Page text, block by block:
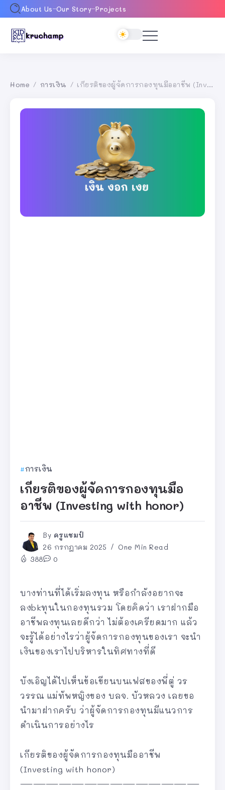
About Us Our Story Projects
Home / การเงิน / เกียรติของผู้จัดการกองทุนมืออาชีพ (Investing with honor)
การเงิน
เกียรติของผู้จัดการกองทุนมือ
อาชีพ (Investing with honor)
By ครูแชมป์
26 กรกฎาคม 2025
One Min Read
388
0
บางท่านที่ได้เริ่มลงทุน หรือกำลังอยากจะ
ลงbkทุนในกองทุนรวม โดยคิดว่า เราฝากมือ
อาชีพลงทุนเลยดีกว่า ไม่ต้องเครียดมาก แล้ว
จะรู้ได้อย่างไรว่าผู้จัดการกองทุนของเรา จะนำ
เงินของเราไปบริหารในทิศทางที่ดี
บังเอิญได้ไปเห็นข้อเขียนบนเฟสของพี่ตู่ วร
วรรณ แม่ทัพหญิงของ บลจ. บัวหลวง เลยขอ
นำมาฝากครับ ว่าผู้จัดการกองทุนมีแนวการ
ดำเนินการอย่างไร
เกียรติของผู้จัดการกองทุนมืออาชีพ
(Investing with honor)
——————————————